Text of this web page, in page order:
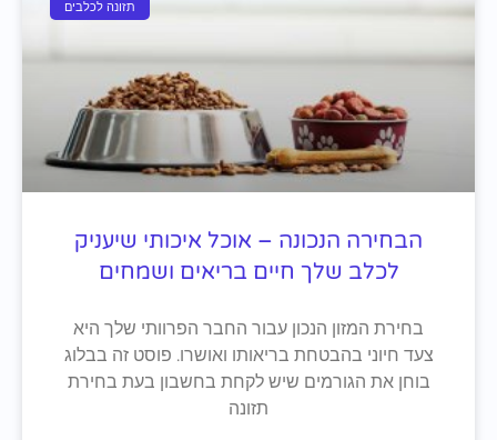
תזונה לכלבים
הבחירה הנכונה – אוכל איכותי שיעניק
לכלב שלך חיים בריאים ושמחים
בחירת המזון הנכון עבור החבר הפרוותי שלך היא
צעד חיוני בהבטחת בריאותו ואושרו. פוסט זה בבלוג
בוחן את הגורמים שיש לקחת בחשבון בעת בחירת
תזונה